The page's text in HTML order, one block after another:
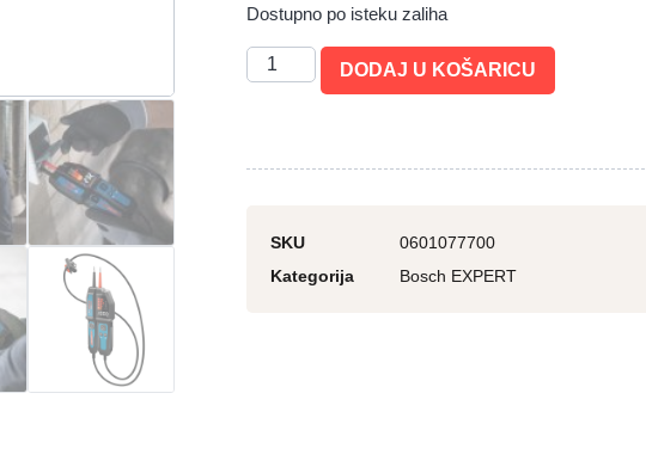
Dostupno po isteku zaliha
DODAJ U KOŠARICU
SKU
0601077700
Kategorija
Bosch EXPERT